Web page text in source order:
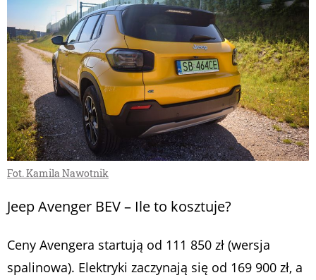
Fot. Kamila Nawotnik
Jeep Avenger BEV – Ile to kosztuje?
Ceny Avengera startują od 111 850 zł (wersja
spalinowa). Elektryki zaczynają się od 169 900 zł, a